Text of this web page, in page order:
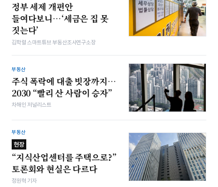
정부 세제 개편안
들여다보니…‘세금은 집 못
짓는다’
김학렬 스마트튜브 부동산조사연구소장
부동산
주식 폭락에 대출 빗장까지…
2030 “빨리 산 사람이 승자”
차해인 저널리스트
부동산
현장
“지식산업센터를 주택으로?”
토론회와 현실은 다르다
정원혁 기자